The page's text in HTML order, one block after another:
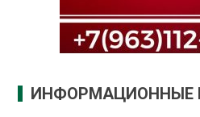
ИНФОРМАЦИОННЫЕ